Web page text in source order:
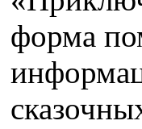
форма